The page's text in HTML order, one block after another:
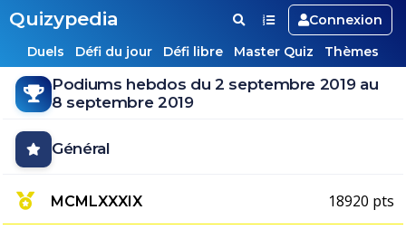
Quizypedia
Connexion
Duels
Défi du jour Défi libre Master Quiz Thèmes
Podiums hebdos du 2 septembre 2019 au
8 septembre 2019
Général
MCMLXXXIX 18920 pts